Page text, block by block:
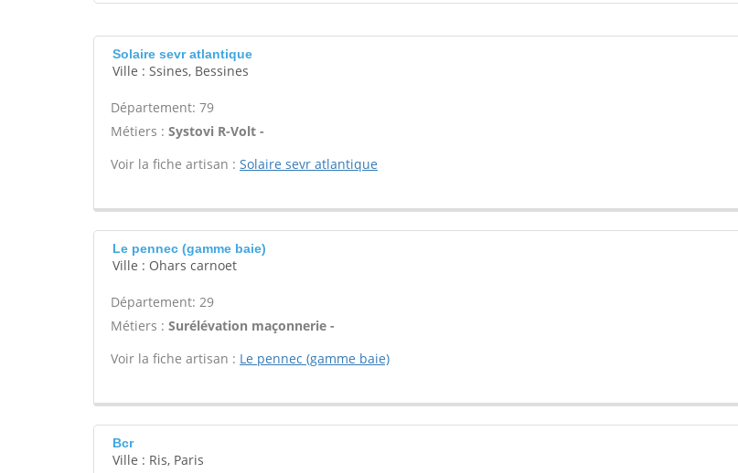
Solaire sevr atlantique
Ville : Ssines, Bessines
Département: 79
Métiers : Systovi R-Volt -
Voir la fiche artisan : Solaire sevr atlantique
Le pennec (gamme baie)
Ville : Ohars carnoet
Département: 29
Métiers : Surélévation maçonnerie -
Voir la fiche artisan : Le pennec (gamme baie)
Bcr
Ville : Ris, Paris